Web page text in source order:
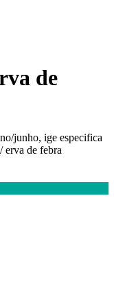
de
junho, ige especifica
erva de febra